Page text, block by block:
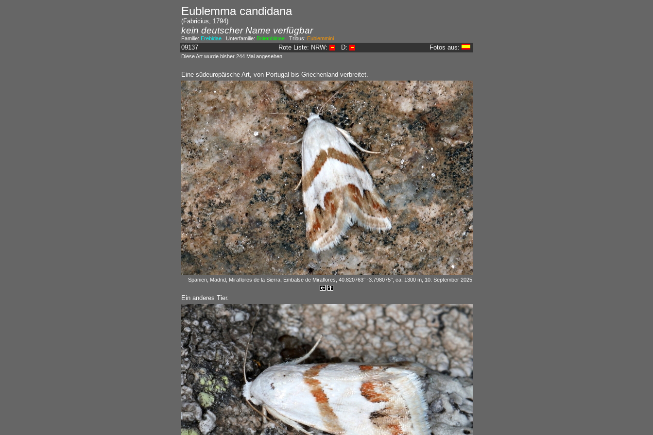
Eublemma candidana
(Fabricius, 1794)
kein deutscher Name verfügbar
Familie: ErebidaeUnterfamilie: BoletobiinaeTribus: Eublemmini
09137 Rote Liste: NRW: D: Fotos aus:
Diese Art wurde bisher 244 Mal angesehen.
Eine südeuropäische Art, von Portugal bis Griechenland verbreitet.
Spanien, Madrid, Miraflores de la Sierra, Embalse de Miraflores, 40.820763° -3.798075°, ca. 1300 m, 10. September 2025
Ein anderes Tier.